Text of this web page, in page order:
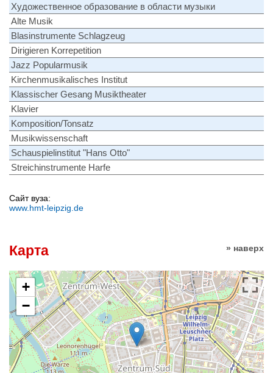
Художественное образование в области музыки
Alte Musik
Blasinstrumente Schlagzeug
Dirigieren Korrepetition
Jazz Popularmusik
Kirchenmusikalisches Institut
Klassischer Gesang Musiktheater
Klavier
Komposition/Tonsatz
Musikwissenschaft
Schauspielinstitut "Hans Otto"
Streichinstrumente Harfe
Сайт вуза:
www.hmt-leipzig.de
» наверх
Карта
+
−